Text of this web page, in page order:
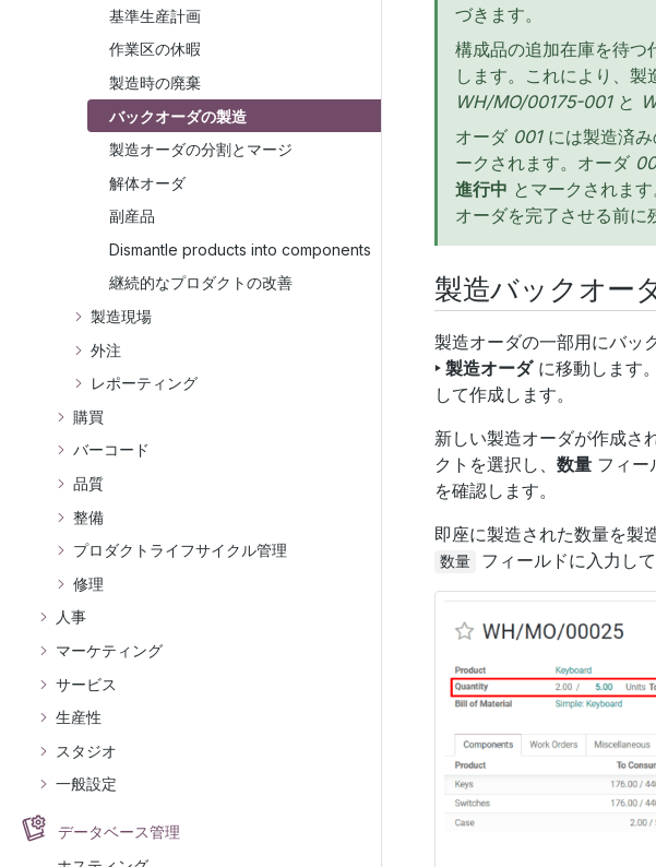
基準生産計画
作業区の休暇
製造時の廃棄
バックオーダの製造
製造オーダの分割とマージ
解体オーダ
副産品
Dismantle products into components
継続的なプロダクトの改善
製造現場
外注
レポーティング
購買
バーコード
品質
整備
プロダクトライフサイクル管理
修理
人事
マーケティング
サービス
生産性
スタジオ
一般設定
データベース管理
づきます。
構成品の追加在庫を待つ
します。これにより、製
WH/MO/00175-001と
オーダ 001には製造済み
ークされます。オーダ
進行中 とマークされま
オーダを完了させる前に
製造バックオー
製造オーダの一部用にバッ
‣ 製造オーダに移動します
して作成します。
新しい製造オーダが作成さ
クトを選択し、 数量 フィー
を確認します。
即座に製造された数量を製
数量 フィールドに入力して